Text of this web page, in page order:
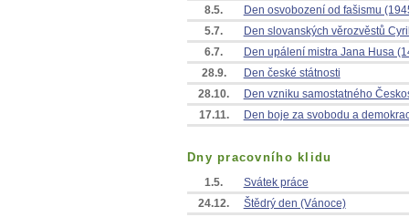
8.5.
Den osvobození od fašismu
5.7.
Den slovanských věrozvěstů
6.7.
Den upálení mistra Jana Husa
28.9.
Den české státnosti
28.10.
Den vzniku samostatného
17.11.
Den boje za svobodu a
Dny pracovního klidu
1.5.
Svátek práce
24.12.
Štědrý den (Vánoce)